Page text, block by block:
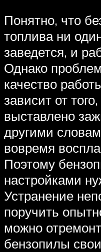
Понятно, что
топлива ни
заведется, и
Однако
качество
зависит от
выставлено
другими
вовремя
Поэтому
настройками
Устранение
поручить
можно
бензопилы